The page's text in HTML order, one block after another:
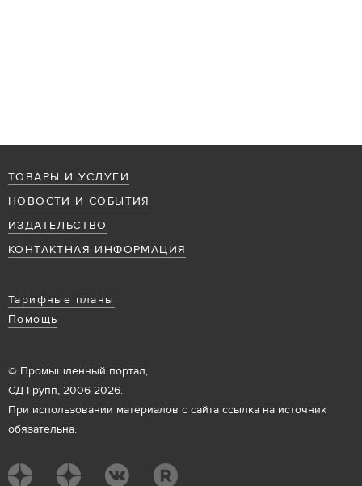
ТОВАРЫ И УСЛУГИ
НОВОСТИ И СОБЫТИЯ
ИЗДАТЕЛЬСТВО
КОНТАКТНАЯ ИНФОРМАЦИЯ
Тарифные планы
Помощь
© Промышленный портал,
СД Групп, 2006-2026.
При использовании материалов с сайта ссылка на источник
обязательна.